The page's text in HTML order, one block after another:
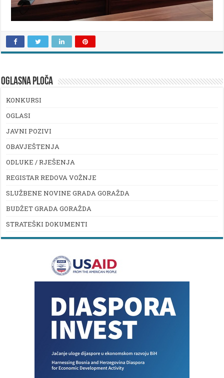
OGLASNA PLOČA
KONKURSI
OGLASI
JAVNI POZIVI
OBAVJEŠTENJA
ODLUKE / RJEŠENJA
REGISTAR REDOVA VOŽNJE
SLUŽBENE NOVINE GRADA GORAŽDA
BUDŽET GRADA GORAŽDA
STRATEŠKI DOKUMENTI